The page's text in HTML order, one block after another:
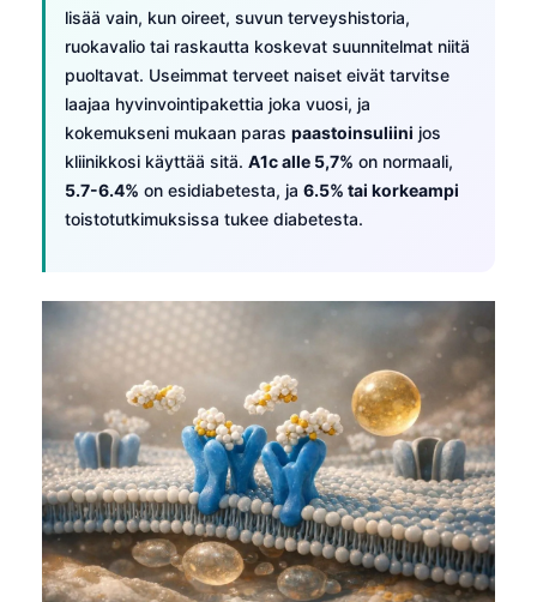
lisää vain, kun oireet, suvun terveyshistoria,
ruokavalio tai raskautta koskevat suunnitelmat niitä
puoltavat. Useimmat terveet naiset eivät tarvitse
laajaa hyvinvointipakettia joka vuosi, ja
kokemukseni mukaan paras paastoinsuliini jos
kliinikkosi käyttää sitä. A1c alle 5,7% on normaali,
5.7-6.4% on esidiabetesta, ja 6.5% tai korkeampi
toistotutkimuksissa tukee diabetesta.